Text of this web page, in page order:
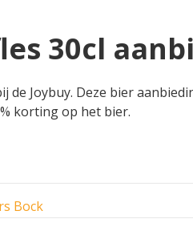
30cl
de Joybuy. Deze bier
korting op het bier.
Bock